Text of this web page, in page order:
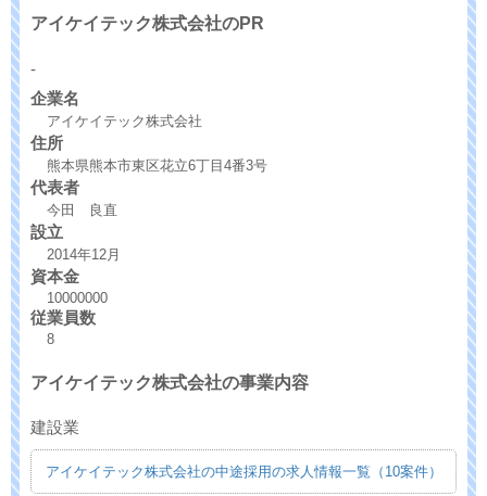
アイケイテック株式会社のPR
-
企業名
アイケイテック株式会社
住所
熊本県熊本市東区花立6丁目4番3号
代表者
今田 良直
設立
2014年12月
資本金
10000000
従業員数
8
アイケイテック株式会社の事業内容
建設業
アイケイテック株式会社の中途採用の求人情報一覧（10案件）